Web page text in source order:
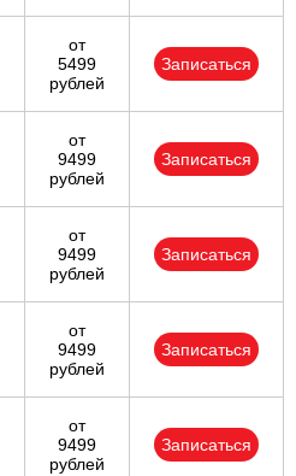
от
5499
рублей
Записаться
от
9499
рублей
Записаться
от
9499
рублей
Записаться
от
9499
рублей
Записаться
от
9499
рублей
Записаться